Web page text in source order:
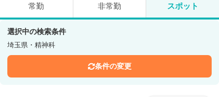
常勤 非常勤 スポット
選択中の検索条件
埼玉県・精神科
条件の変更